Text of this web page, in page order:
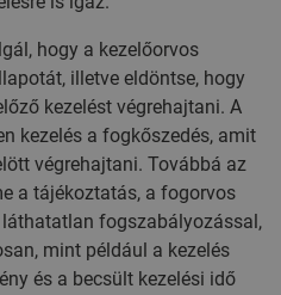
hogy a kezelőorvos
illetve eldöntse, hogy
kezelést végrehajtani. A
kezelés a fogkőszedés, amit
végrehajtani. Továbbá az
a tájékoztatás, a fogorvos
fogszabályozással,
mint például a kezelés
és a becsült kezelési idő